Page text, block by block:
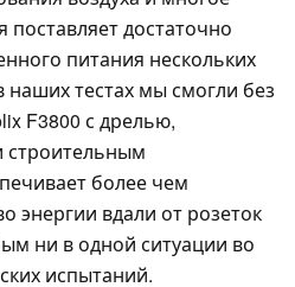
поставляет достаточно
питания нескольких
тестах мы смогли без
F3800 с дрелью,
строительным
более чем
энергии вдали от розеток
ни в одной ситуации во
испытаний.